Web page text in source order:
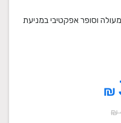
עובד מעולה וסופר אפקטיבי במניעת
₪